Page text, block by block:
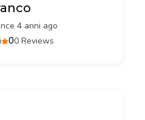
4 anni ago
00 Reviews